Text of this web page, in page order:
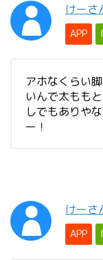
けーさ
APP
アホなくらい
いんで太もも
しでもありや
ー！
けーさ
APP